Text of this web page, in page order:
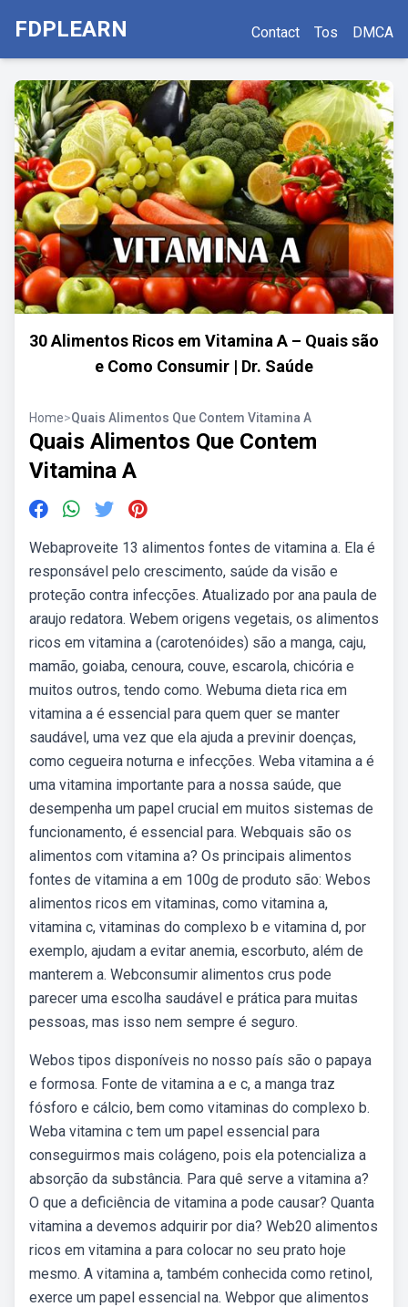
FDPLEARN Contact Tos DMCA
30 Alimentos Ricos em Vitamina A – Quais são
e Como Consumir | Dr. Saúde
Home>Quais Alimentos Que Contem Vitamina A
Quais Alimentos Que Contem
Vitamina A
Webaproveite 13 alimentos fontes de vitamina a. Ela é
responsável pelo crescimento, saúde da visão e
proteção contra infecções. Atualizado por ana paula de
araujo redatora. Webem origens vegetais, os alimentos
ricos em vitamina a (carotenóides) são a manga, caju,
mamão, goiaba, cenoura, couve, escarola, chicória e
muitos outros, tendo como. Webuma dieta rica em
vitamina a é essencial para quem quer se manter
saudável, uma vez que ela ajuda a previnir doenças,
como cegueira noturna e infecções. Weba vitamina a é
uma vitamina importante para a nossa saúde, que
desempenha um papel crucial em muitos sistemas de
funcionamento, é essencial para. Webquais são os
alimentos com vitamina a? Os principais alimentos
fontes de vitamina a em 100g de produto são: Webos
alimentos ricos em vitaminas, como vitamina a,
vitamina c, vitaminas do complexo b e vitamina d, por
exemplo, ajudam a evitar anemia, escorbuto, além de
manterem a. Webconsumir alimentos crus pode
parecer uma escolha saudável e prática para muitas
pessoas, mas isso nem sempre é seguro.
Webos tipos disponíveis no nosso país são o papaya
e formosa. Fonte de vitamina a e c, a manga traz
fósforo e cálcio, bem como vitaminas do complexo b.
Weba vitamina c tem um papel essencial para
conseguirmos mais colágeno, pois ela potencializa a
absorção da substância. Para quê serve a vitamina a?
O que a deficiência de vitamina a pode causar? Quanta
vitamina a devemos adquirir por dia? Web20 alimentos
ricos em vitamina a para colocar no seu prato hoje
mesmo. A vitamina a, também conhecida como retinol,
exerce um papel essencial na. Webpor que alimentos